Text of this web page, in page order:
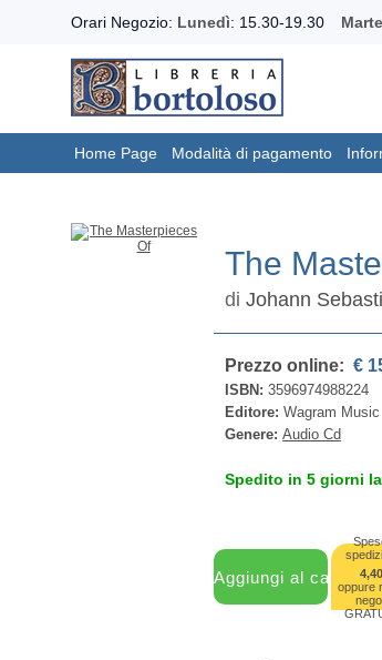
Orari Negozio: Lunedì: 15.30-19.30
Home Page Modalità di pagamento
The
diJohann
Prezzo online: €
ISBN:3596974988224
Editore:Wagram Music
Genere:Audio Cd
Spedito in 5 giorni
oppure